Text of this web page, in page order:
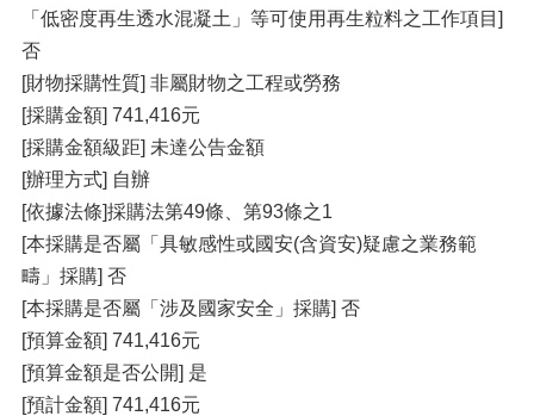
「低密度再生透水混凝土」等可使用再生粒料之工作項目]
否
[財物採購性質] 非屬財物之工程或勞務
[採購金額] 741,416元
[採購金額級距] 未達公告金額
[辦理方式] 自辦
[依據法條]採購法第49條、第93條之1
[本採購是否屬「具敏感性或國安(含資安)疑慮之業務範
疇」採購] 否
[本採購是否屬「涉及國家安全」採購] 否
[預算金額] 741,416元
[預算金額是否公開] 是
[預計金額] 741,416元